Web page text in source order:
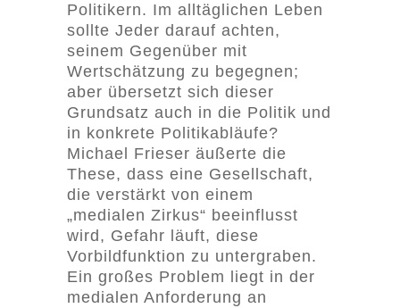
Politikern. Im alltäglichen Leben
sollte Jeder darauf achten,
seinem Gegenüber mit
Wertschätzung zu begegnen;
aber übersetzt sich dieser
Grundsatz auch in die Politik und
in konkrete Politikabläufe?
Michael Frieser äußerte die
These, dass eine Gesellschaft,
die verstärkt von einem
„medialen Zirkus“ beeinflusst
wird, Gefahr läuft, diese
Vorbildfunktion zu untergraben.
Ein großes Problem liegt in der
medialen Anforderung an